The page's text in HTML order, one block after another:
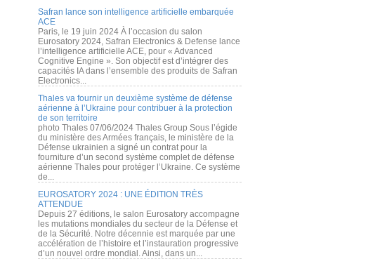
Safran lance son intelligence artificielle embarquée
ACE
Paris, le 19 juin 2024 À l’occasion du salon
Eurosatory 2024, Safran Electronics & Defense lance
l’intelligence artificielle ACE, pour « Advanced
Cognitive Engine ». Son objectif est d’intégrer des
capacités IA dans l’ensemble des produits de Safran
Electronics...
Thales va fournir un deuxième système de défense
aérienne à l’Ukraine pour contribuer à la protection
de son territoire
photo Thales 07/06/2024 Thales Group Sous l’égide
du ministère des Armées français, le ministère de la
Défense ukrainien a signé un contrat pour la
fourniture d’un second système complet de défense
aérienne Thales pour protéger l’Ukraine. Ce système
de...
EUROSATORY 2024 : UNE ÉDITION TRÈS
ATTENDUE
Depuis 27 éditions, le salon Eurosatory accompagne
les mutations mondiales du secteur de la Défense et
de la Sécurité. Notre décennie est marquée par une
accélération de l’histoire et l’instauration progressive
d’un nouvel ordre mondial. Ainsi, dans un...